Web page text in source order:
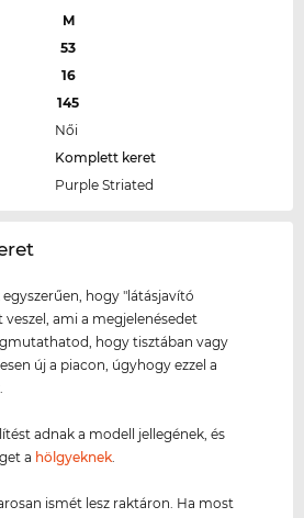
M
53
16
145
Női
Komplett keret
Purple Striated
hogy "látásjavító
ami a megjelenésedet
hogy tisztában vagy
új a piacon, úgyhogy ezzel a
adnak a modell jellegének, és
a hölgyeknek.
ismét lesz raktáron. Ha most